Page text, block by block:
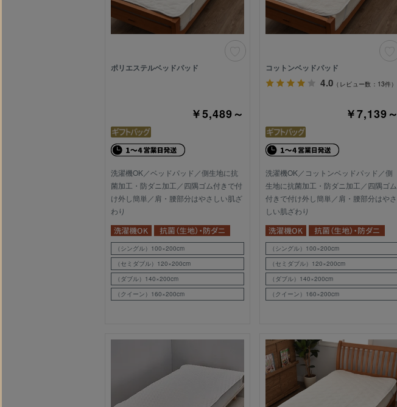
ポリエステルベッドパッド
￥5,489～
洗濯機OK／ベッドパッド／側生地に抗
菌加工・防ダニ加工／四隅ゴム付きで付
け外し簡単／肩・腰部分はやさしい肌ざ
わり
（シングル）100×200cm
（セミダブル）120×200cm
（ダブル）140×200cm
（クイーン）160×200cm
コットンベッドパッド
4.0（レビュー数：13件）
￥7,139～
洗濯機OK／コットンベッドパッド／側
生地に抗菌加工・防ダニ加工／四隅ゴム
付きで付け外し簡単／肩・腰部分はやさ
しい肌ざわり
（シングル）100×200cm
（セミダブル）120×200cm
（ダブル）140×200cm
（クイーン）160×200cm